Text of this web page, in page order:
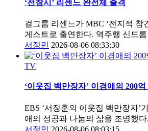
‘전참시’ 리센느 완전체 출격
걸그룹 리센느가 MBC ‘전지적 참
게스트로 출연한다. 역주행 신드
서정민 2026-08-06 08:33:30
TV
‘이웃집 백만장자’ 이경애의 200
EBS ‘서장훈의 이웃집 백만장자’
애의 성공과 나눔의 삶을 조명했
서정민 2026-08-06 08:03:15